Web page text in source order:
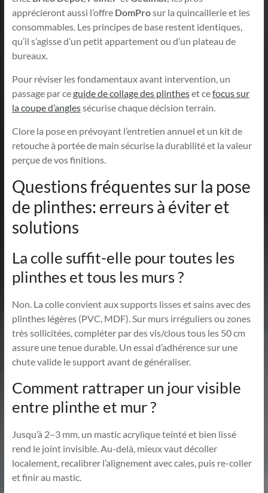
apprécieront aussi l’offre DomProsur la quincaillerie et les
consommables. Les principes de base restent identiques,
qu’il s’agisse d’un petit appartement ou d’un plateau de
bureaux.
Pour réviser les fondamentaux avant intervention, un
passage par ceguide de collage des plintheset cefocus sur
la coupe d’anglessécurise chaque décision terrain.
Clore la pose en prévoyant l’entretien annuel et un kit de
retouche à portée de main sécurise la durabilité et la valeur
perçue de vos finitions.
Questions fréquentes sur la pose
de plinthes: erreurs à éviter et
solutions
La colle suffit-elle pour toutes les
plinthes et tous les murs ?
Non. La colle convient aux supports lisses et sains avec des
plinthes légères (PVC, MDF). Sur murs irréguliers ou zones
très sollicitées, compléter par des vis/clous tous les 50 cm
assure une tenue durable. Un essai d’adhérence sur une
chute valide le support avant de généraliser.
Comment rattraper un jour visible
entre plinthe et mur ?
Jusqu’à 2–3 mm, un mastic acrylique teinté et bien lissé
rend le joint invisible. Au-delà, mieux vaut décoller
localement, recalibrer l’alignement avec cales, puis re-coller
et finir au mastic.